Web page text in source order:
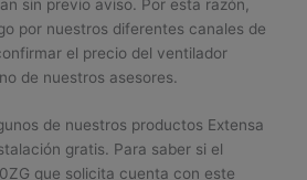
sin previo aviso. Por esta razón,
por nuestros diferentes canales de
el precio del ventilador
de nuestros asesores.
de nuestros productos Extensa
gratis. Para saber si el
que solicita cuenta con este